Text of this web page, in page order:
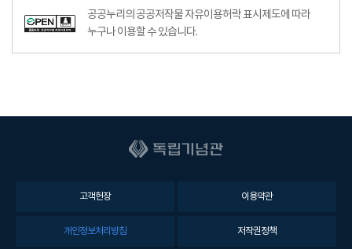
공공누리의 공공저작물 자유이용허락 표시제도에 따라
누구나 이용할 수 있습니다.
고객헌장 이용약관
개인정보처리방침 저작권정책